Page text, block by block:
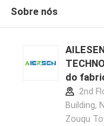
Sobre nós
do
2nd
Building,
Zouqu